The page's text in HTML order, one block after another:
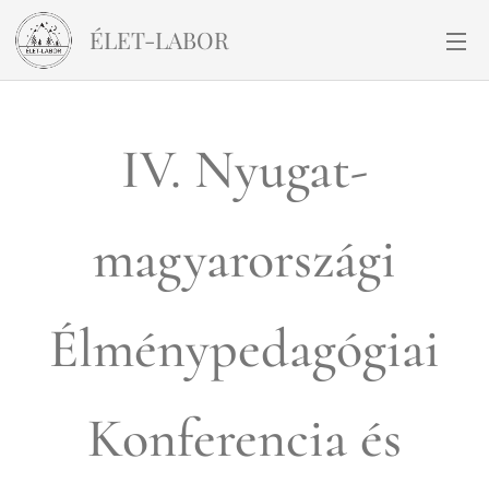
ÉLET-LABOR
IV. Nyugat-
magyarországi
Élménypedagógiai
Konferencia és